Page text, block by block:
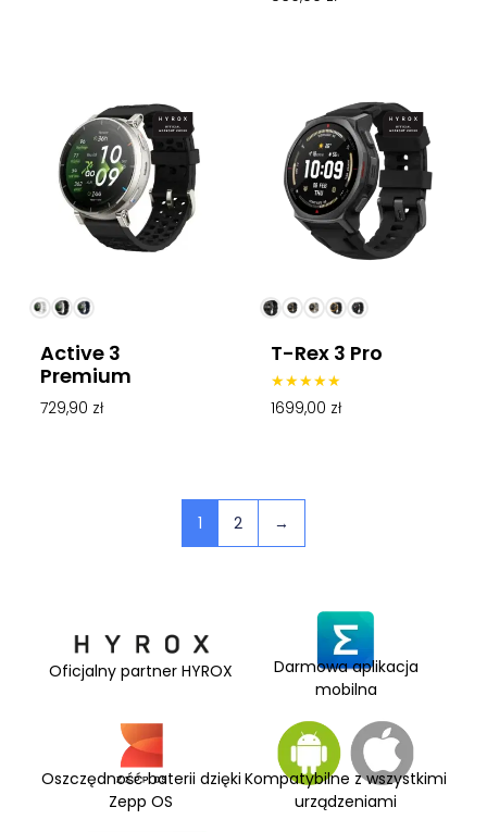
4.67
Active 3
Premium
729,90 zł
T-Rex 3 Pro
Oceniono
4.95
1699,00 zł
1 2 →
Darmowa aplikacja
mobilna
Oszczędność baterii dzięki
Zepp OS
Kompatybilne z wszystkimi
urządzeniami
Oficjalny partner HYROX